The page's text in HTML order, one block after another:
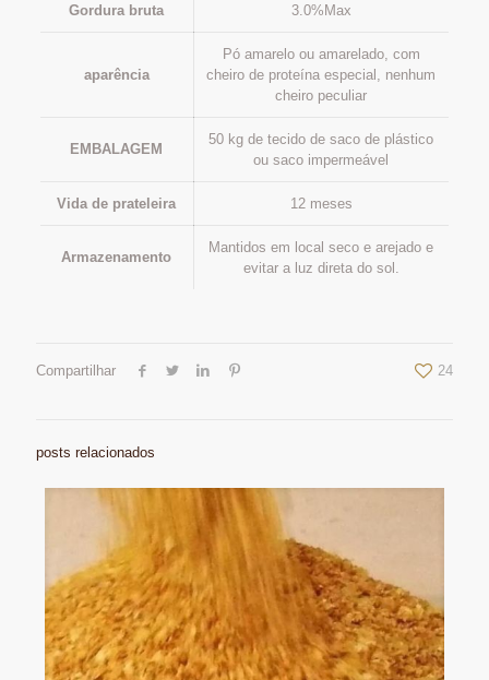
Gordura bruta 3.0%Max
aparência
Pó amarelo ou amarelado, com
cheiro de proteína especial, nenhum
cheiro peculiar
EMBALAGEM
50 kg de tecido de saco de plástico
ou saco impermeável
Vida de prateleira 12 meses
Armazenamento
Mantidos em local seco e arejado e
evitar a luz direta do sol.
Compartilhar 24
posts relacionados